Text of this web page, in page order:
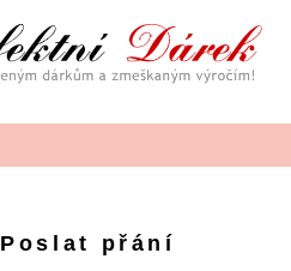
Poslat přání